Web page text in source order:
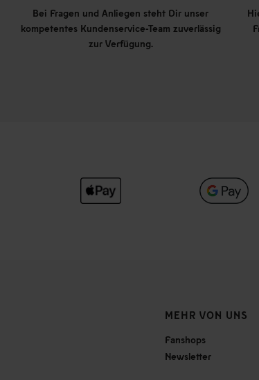
Bei Fragen und Anliegen steht Dir unser
kompetentes Kundenservice-Team zuverlässig
zur Verfügung.
MEHR VON UNS
Fanshops
Newsletter